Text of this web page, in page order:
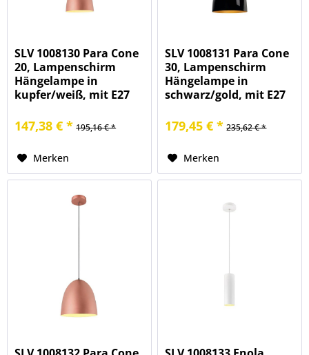
SLV 1008130 Para Cone
20, Lampenschirm
Hängelampe in
kupfer/weiß, mit E27
147,38 € * 195,16 € *
Merken
SLV 1008131 Para Cone
30, Lampenschirm
Hängelampe in
schwarz/gold, mit E27
179,45 € * 235,62 € *
Merken